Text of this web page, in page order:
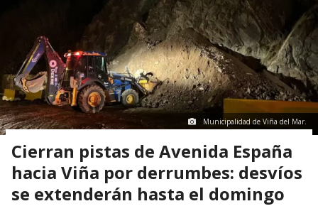
Municipalidad de Viña del Mar.
Cierran pistas de Avenida España
hacia Viña por derrumbes: desvíos
se extenderán hasta el domingo